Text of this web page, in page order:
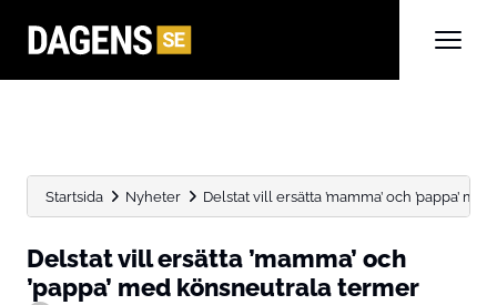
Startsida Nyheter Delstat vill ersätta ’mamma’ och ’pappa’
Delstat vill ersätta ’mamma’ och
’pappa’ med könsneutrala termer